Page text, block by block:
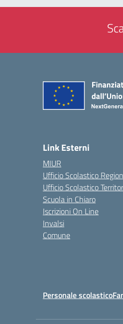
Link Esterni
MIUR
Ufficio Scolastico
Ufficio Scolastico
Scuola in Chiaro
Iscrizioni On Line
Invalsi
Comune
Personale scolastico